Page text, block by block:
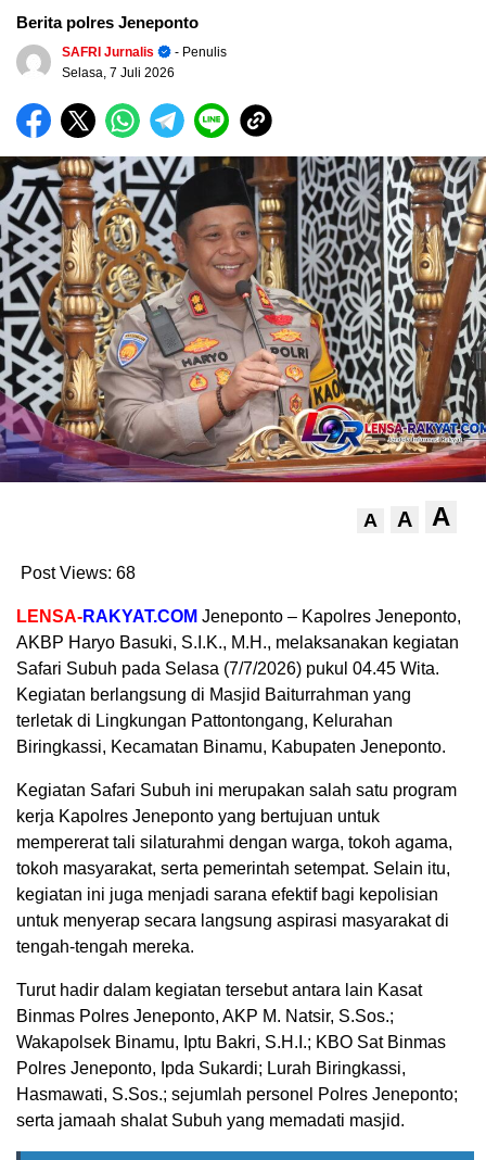
Berita polres Jeneponto
SAFRI Jurnalis
- Penulis
Selasa, 7 Juli 2026
A A A
Post Views: 68
LENSA-RAKYAT.COM Jeneponto – Kapolres Jeneponto,
AKBP Haryo Basuki, S.I.K., M.H., melaksanakan kegiatan
Safari Subuh pada Selasa (7/7/2026) pukul 04.45 Wita.
Kegiatan berlangsung di Masjid Baiturrahman yang
terletak di Lingkungan Pattontongang, Kelurahan
Biringkassi, Kecamatan Binamu, Kabupaten Jeneponto.
Kegiatan Safari Subuh ini merupakan salah satu program
kerja Kapolres Jeneponto yang bertujuan untuk
mempererat tali silaturahmi dengan warga, tokoh agama,
tokoh masyarakat, serta pemerintah setempat. Selain itu,
kegiatan ini juga menjadi sarana efektif bagi kepolisian
untuk menyerap secara langsung aspirasi masyarakat di
tengah-tengah mereka.
Turut hadir dalam kegiatan tersebut antara lain Kasat
Binmas Polres Jeneponto, AKP M. Natsir, S.Sos.;
Wakapolsek Binamu, Iptu Bakri, S.H.I.; KBO Sat Binmas
Polres Jeneponto, Ipda Sukardi; Lurah Biringkassi,
Hasmawati, S.Sos.; sejumlah personel Polres Jeneponto;
serta jamaah shalat Subuh yang memadati masjid.